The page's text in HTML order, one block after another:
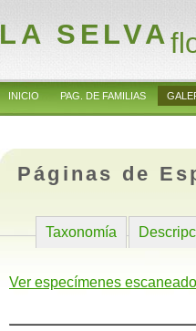
LA SELVA
INICIO PAG. DE FAMILIAS
Páginas de
Taxonomía
Ver especímenes